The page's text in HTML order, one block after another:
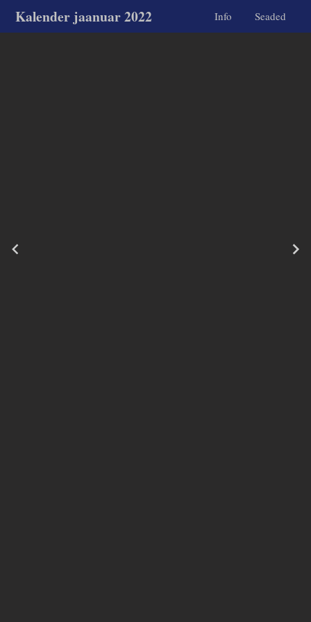
Kalender jaanuar 2022 Info Seaded